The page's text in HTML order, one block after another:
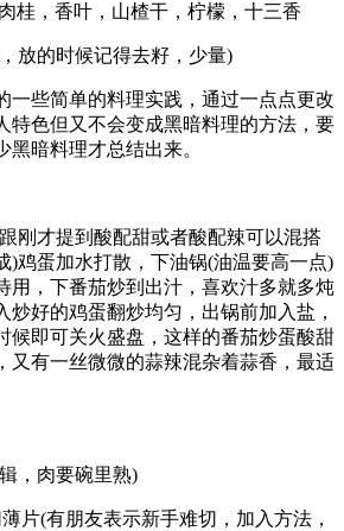
桂，香叶，山楂干，柠檬，十三香
放的时候记得去籽，少量)
一些简单的料理实践，通过一点点更改
特色但又不会变成黑暗料理的方法，要
暗料理才总结出来。
刚才提到酸配甜或者酸配辣可以混搭
)鸡蛋加水打散，下油锅(油温要高一点)
用，下番茄炒到出汁，喜欢汁多就多炖
炒好的鸡蛋翻炒均匀，出锅前加入盐，
候即可关火盛盘，这样的番茄炒蛋酸甜
又有一丝微微的蒜辣混杂着蒜香，最适
，肉要碗里熟)
片(有朋友表示新手难切，加入方法，